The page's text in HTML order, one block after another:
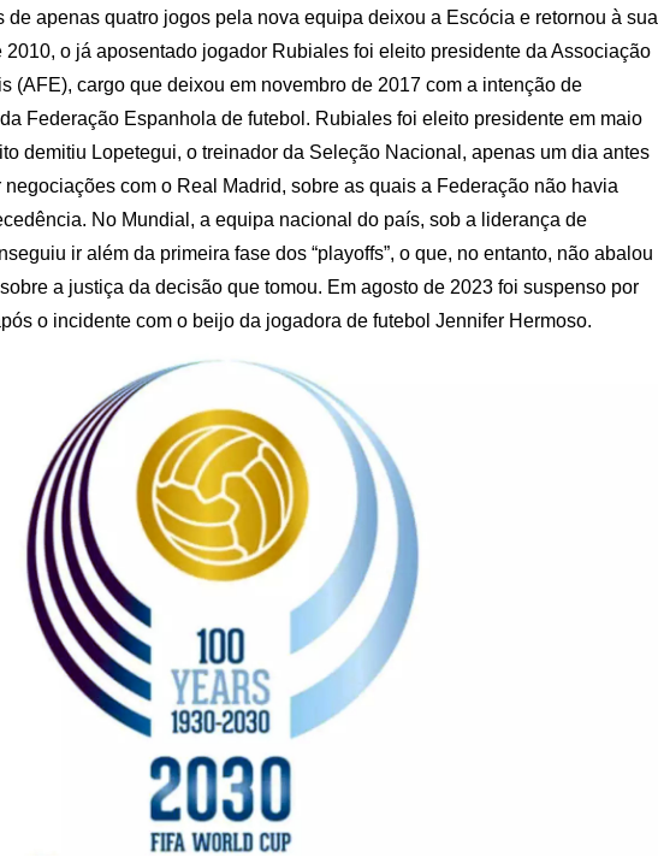
de apenas quatro jogos pela nova equipa deixou a Escócia e retornou à sua
2010, o já aposentado jogador Rubiales foi eleito presidente da Associação
(AFE), cargo que deixou em novembro de 2017 com a intenção de
Federação Espanhola de futebol. Rubiales foi eleito presidente em maio
demitiu Lopetegui, o treinador da Seleção Nacional, apenas um dia antes
com o Real Madrid, sobre as quais a Federação não havia
No Mundial, a equipa nacional do país, sob a liderança de
ir além da primeira fase dos “playoffs”, o que, no entanto, não abalou
a justiça da decisão que tomou. Em agosto de 2023 foi suspenso por
o incidente com o beijo da jogadora de futebol Jennifer Hermoso.